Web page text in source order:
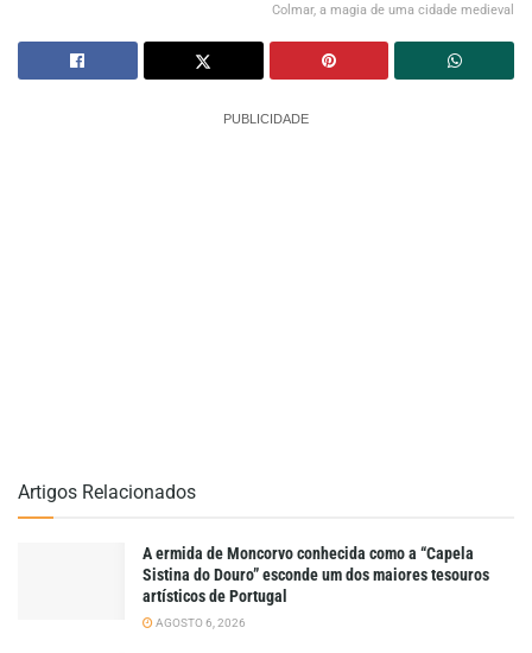
Colmar, a magia de uma cidade medieval
PUBLICIDADE
Artigos Relacionados
A ermida de Moncorvo conhecida como a “Capela
Sistina do Douro” esconde um dos maiores tesouros
artísticos de Portugal
AGOSTO 6, 2026